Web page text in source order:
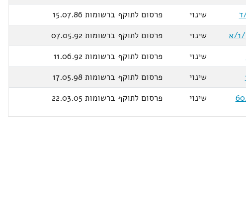
שינוי
פרסום לתוקף ברשומות 15.07.86
שינוי
פרסום לתוקף ברשומות 07.05.92
שינוי
פרסום לתוקף ברשומות 11.06.92
שינוי
פרסום לתוקף ברשומות 17.05.98
שינוי פרסום לתוקף ברשומות 22.03.05